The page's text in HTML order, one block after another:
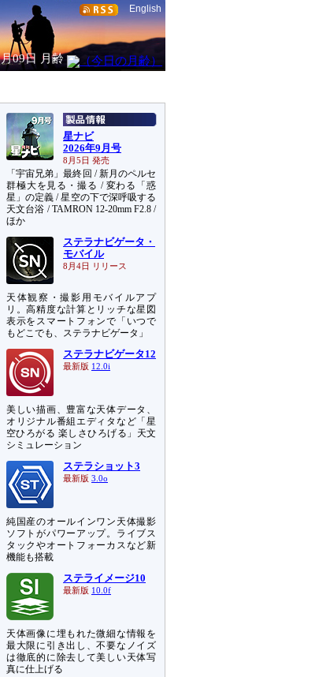
English
09日 月齢
星ナビ
2026年9月号
8月5日 発売
「宇宙兄弟」最終回 / 新月のペルセ
群極大を見る・撮る / 変わる「惑
星」の定義 / 星空の下で深呼吸する
天文台浴 / TAMRON 12-20mm F2.8 /
ほか
ステラナビゲータ・
モバイル
8月4日 リリース
天体観察・撮影用モバイルアプ
リ。高精度な計算とリッチな星図
表示をスマートフォンで「いつで
もどこでも、ステラナビゲータ」
ステラナビゲータ12
最新版 12.0i
美しい描画、豊富な天体データ、
オリジナル番組エディタなど「星
空ひろがる 楽しさひろげる」天文
シミュレーション
ステラショット3
最新版 3.0o
純国産のオールインワン天体撮影
ソフトがパワーアップ。ライブス
タックやオートフォーカスなど新
機能も搭載
ステライメージ10
最新版 10.0f
天体画像に埋もれた微細な情報を
最大限に引き出し、不要なノイズ
は徹底的に除去して美しい天体写
真に仕上げる